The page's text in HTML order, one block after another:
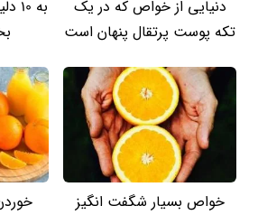
دنیایی از خواص که در یک
تکه پوست پرتقال پنهان است
به
خواص بسیار شگفت انگیز